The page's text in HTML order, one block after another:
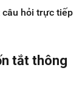
câu hỏi trực tiếp
tắt thông